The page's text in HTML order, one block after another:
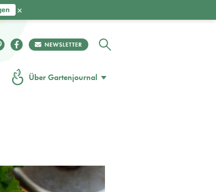
Über Gartenjournal
×